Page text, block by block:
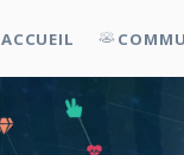
ACCUEIL